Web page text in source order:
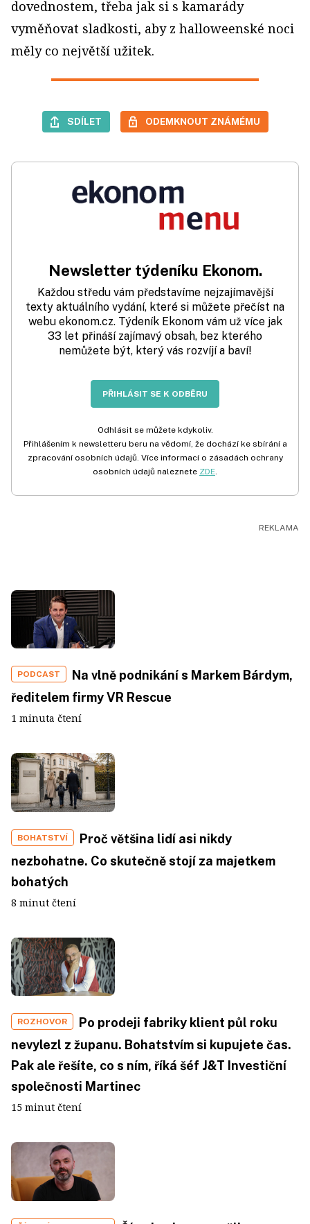
dovednostem, třeba jak si s kamarády
vyměňovat sladkosti, aby z halloweenské noci
měly co největší užitek.
SDÍLET ODEMKNOUT ZNÁMÉMU
Newsletter týdeníku Ekonom.
Každou středu vám představíme nejzajímavější
texty aktuálního vydání, které si můžete přečíst na
webu ekonom.cz. Týdeník Ekonom vám už více jak
33 let přináší zajímavý obsah, bez kterého
nemůžete být, který vás rozvíjí a baví!
PŘIHLÁSIT SE K ODBĚRU
Odhlásit se můžete kdykoliv.
Přihlášením k newsletteru beru na vědomí, že dochází ke sbírání a
zpracování osobních údajů. Více informací o zásadách ochrany
osobních údajů naleznete ZDE.
PODCAST
Na vlně podnikání s Markem Bárdym,
ředitelem firmy VR Rescue
1 minuta čtení
BOHATSTVÍ
Proč většina lidí asi nikdy
nezbohatne. Co skutečně stojí za majetkem
bohatých
8 minut čtení
ROZHOVOR
Po prodeji fabriky klient půl roku
nevylezl z županu. Bohatstvím si kupujete čas.
Pak ale řešíte, co s ním, říká šéf J&T Investiční
společnosti Martinec
15 minut čtení